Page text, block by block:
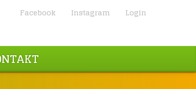
Facebook Instagram Login